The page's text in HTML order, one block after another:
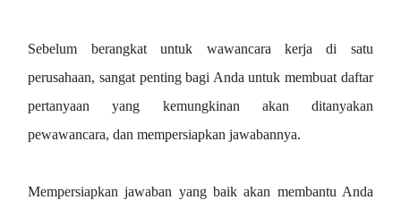
Sebelum berangkat untuk wawancara kerja di satu
perusahaan, sangat penting bagi Anda untuk membuat daftar
pertanyaan yang kemungkinan akan ditanyakan
pewawancara, dan mempersiapkan jawabannya.
Mempersiapkan jawaban yang baik akan membantu Anda